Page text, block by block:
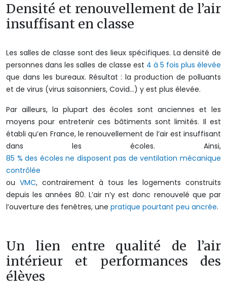
Densité et renouvellement de l’air
insuffisant en classe
Les salles de classe sont des lieux spécifiques. La densité de
personnes dans les salles de classe est 4 à 5 fois plus élevée
que dans les bureaux. Résultat : la production de polluants
et de virus (virus saisonniers, Covid…) y est plus élevée.
Par ailleurs, la plupart des écoles sont anciennes et les
moyens pour entretenir ces bâtiments sont limités. Il est
établi qu’en France, le renouvellement de l’air est insuffisant
dans les écoles. Ainsi,
85 % des écoles ne disposent pas de ventilation mécanique
contrôlée
ou VMC, contrairement à tous les logements construits
depuis les années 80. L’air n’y est donc renouvelé que par
l’ouverture des fenêtres, une pratique pourtant peu ancrée.
Un lien entre qualité de l’air
intérieur et performances des
élèves